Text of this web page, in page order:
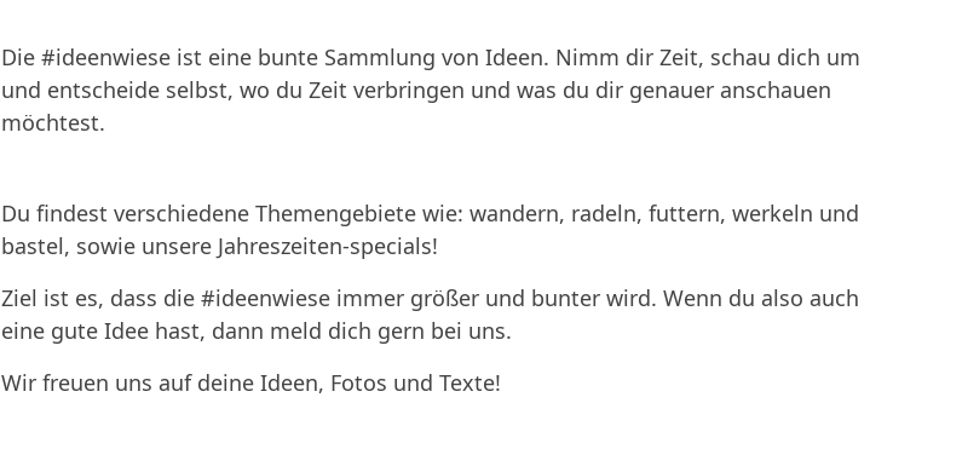
Die #ideenwiese ist eine bunte Sammlung von Ideen. Nimm dir Zeit, schau dich um
und entscheide selbst, wo du Zeit verbringen und was du dir genauer anschauen
möchtest.
Du findest verschiedene Themengebiete wie: wandern, radeln, futtern, werkeln und
bastel, sowie unsere Jahreszeiten-specials!
Ziel ist es, dass die #ideenwiese immer größer und bunter wird. Wenn du also auch
eine gute Idee hast, dann meld dich gern bei uns.
Wir freuen uns auf deine Ideen, Fotos und Texte!